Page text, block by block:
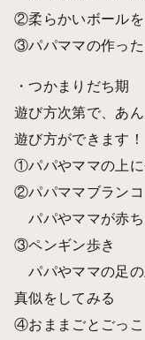
②柔らかいボールを
③パパママの作った
・つかまりだち期
遊び方次第で、あ
遊び方ができます！
①パパやママの上
②パパママブランコ
パパやママが赤ち
③ペンギン歩き
パパやママの足の
真似をしてみる
④おままごとごっこ